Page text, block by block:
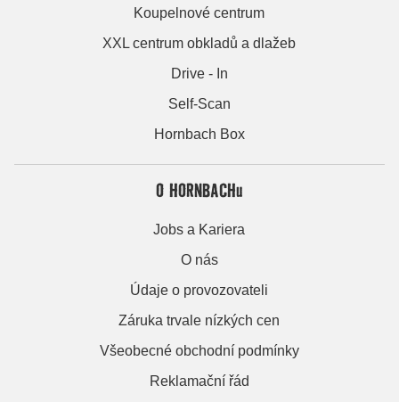
Koupelnové centrum
XXL centrum obkladů a dlažeb
Drive - In
Self-Scan
Hornbach Box
O HORNBACHu
Jobs a Kariera
O nás
Údaje o provozovateli
Záruka trvale nízkých cen
Všeobecné obchodní podmínky
Reklamační řád